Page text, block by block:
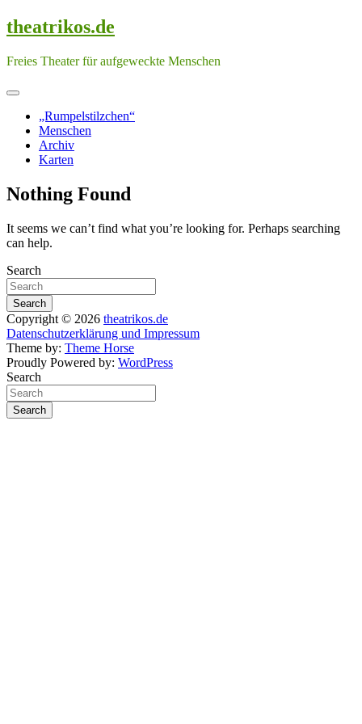
Skip
to
theatrikos.de
Freies Theater für aufgeweckte Menschen
„Rumpelstilzchen“
Menschen
Archiv
Karten
Nothing Found
It seems we can’t find what you’re looking for. Perhaps searching
can help.
Search
Search
Copyright © 2026 theatrikos.de
Datenschutzerklärung und Impressum
Theme by: Theme Horse
Proudly Powered by: WordPress
Search
Search